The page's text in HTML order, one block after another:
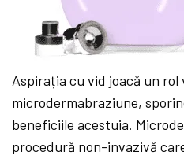
Aspirația cu vid joacă un rol
microdermabraziune,
beneficiile acestuia.
procedură non-invazivă